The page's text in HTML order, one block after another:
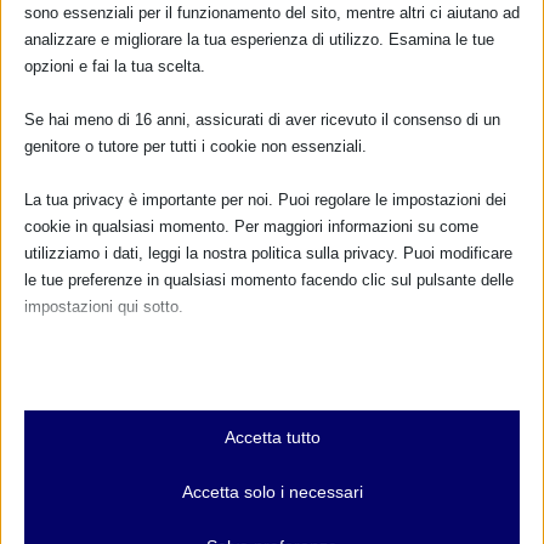
DONA E ASSOCIATI CON PAYPAL!
Dona
15,00€
(25,00€ se sei un’associazione)
per associarti
sono essenziali per il funzionamento del sito, mentre altri ci aiutano ad
analizzare e migliorare la tua esperienza di utilizzo. Esamina le tue
opzioni e fai la tua scelta.
Se hai meno di 16 anni, assicurati di aver ricevuto il consenso di un
genitore o tutore per tutti i cookie non essenziali.
La tua privacy è importante per noi. Puoi regolare le impostazioni dei
cookie in qualsiasi momento. Per maggiori informazioni su come
utilizziamo i dati, leggi la nostra politica sulla privacy. Puoi modificare
le tue preferenze in qualsiasi momento facendo clic sul pulsante delle
impostazioni qui sotto.
Essenziali
I cookie e i servizi essenziali abilitano le funzioni di base e sono
e servizi non richiedono il consenso dell'utente secondo il GDPR.
Accetta tutto
Accetta solo i necessari